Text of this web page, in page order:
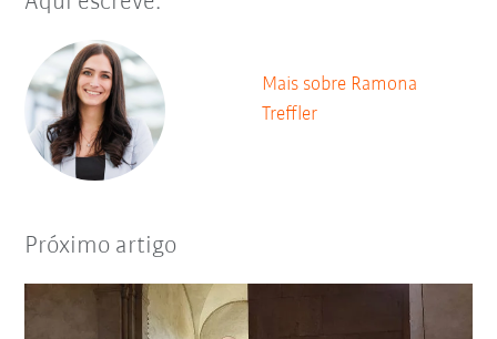
Mais sobre Ramona
Treffler
Próximo artigo